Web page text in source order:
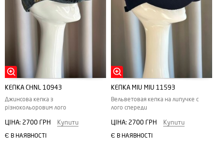
КЕПКА CHNL 10943
Джинсова кепка з
різнокольоровим лого
ЦІНА: 2700 ГРН Купити
Є В НАЯВНОСТІ
КЕПКА MIU MIU 11593
Вельветовая кепка на липучке с
лого спереди
ЦІНА: 2700 ГРН Купити
Є В НАЯВНОСТІ